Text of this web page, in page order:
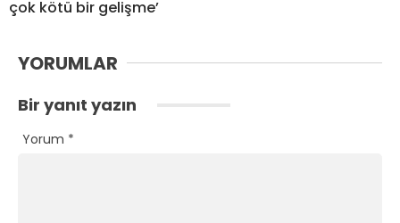
çok kötü bir gelişme’
YORUMLAR
Bir yanıt yazın
Yorum *